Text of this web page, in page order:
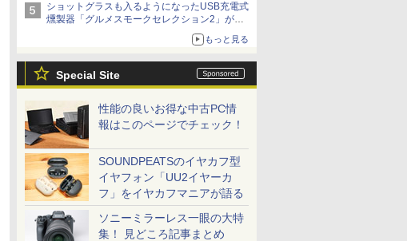
ショットグラスも入るようになったUSB充電式
燻製器「グルメスモークセレクション2」がサ
もっと見る
Special Site
性能の良いお得な中古PC情
報はこのページでチェック！
SOUNDPEATSのイヤカフ型
イヤフォン「UU2イヤーカ
フ」をイヤカフマニアが語る
ソニーミラーレス一眼の大特
集！ 見どころ記事まとめ